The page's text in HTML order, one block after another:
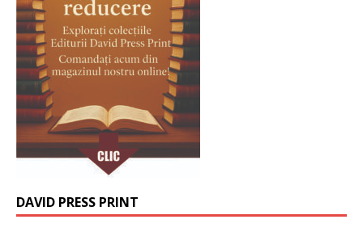
DAVID PRESS PRINT